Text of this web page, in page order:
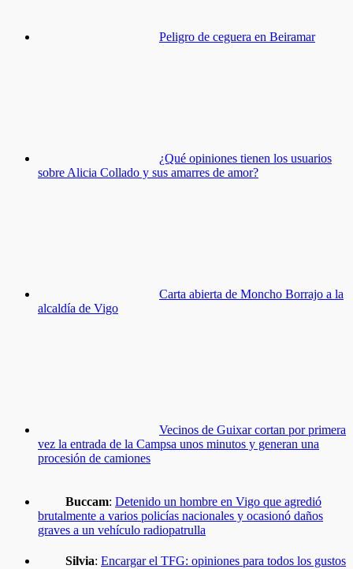
Peligro de ceguera en Beiramar
¿Qué opiniones tienen los usuarios
sobre Alicia Collado y sus amarres de amor?
Carta abierta de Moncho Borrajo a la
alcaldía de Vigo
Vecinos de Guixar cortan por primera
vez la entrada de la Campsa unos minutos y generan una
procesión de camiones
Buccam: Detenido un hombre en Vigo que agredió
brutalmente a varios policías nacionales y ocasionó daños
graves a un vehículo radiopatrulla
Silvia: Encargar el TFG: opiniones para todos los gustos